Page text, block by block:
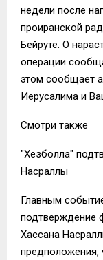
недели после
проиранской
Бейруте. О
операции
этом сообщает
Иерусалима и
Смотри также
"Хезболла"
Насраллы
Главным
подтверждение
Хассана
предположения,